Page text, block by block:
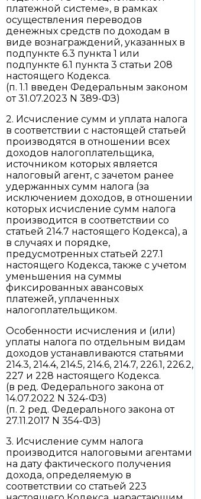
платежной системе», в рамках
осуществления переводов
денежных средств по доходам в
виде вознаграждений, указанных в
подпункте 6.3 пункта 1 или
подпункте 6.1 пункта 3 статьи 208
настоящего Кодекса.
(п. 1.1 введен Федеральным законом
от 31.07.2023 N 389-ФЗ)
2. Исчисление сумм и уплата налога
в соответствии с настоящей статьей
производятся в отношении всех
доходов налогоплательщика,
источником которых является
налоговый агент, с зачетом ранее
удержанных сумм налога (за
исключением доходов, в отношении
которых исчисление сумм налога
производится в соответствии со
статьей 214.7 настоящего Кодекса), а
в случаях и порядке,
предусмотренных статьей 227.1
настоящего Кодекса, также с учетом
уменьшения на суммы
фиксированных авансовых
платежей, уплаченных
налогоплательщиком.
Особенности исчисления и (или)
уплаты налога по отдельным видам
доходов устанавливаются статьями
214.3, 214.4, 214.5, 214.6, 214.7, 226.1, 226.2,
227 и 228 настоящего Кодекса.
(в ред. Федерального закона от
14.07.2022 N 324-ФЗ)
(п. 2 ред. Федерального закона от
27.11.2017 N 354-ФЗ)
3. Исчисление сумм налога
производится налоговыми агентами
на дату фактического получения
дохода, определяемую в
соответствии со статьей 223